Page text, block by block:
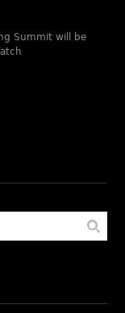
Summit will be